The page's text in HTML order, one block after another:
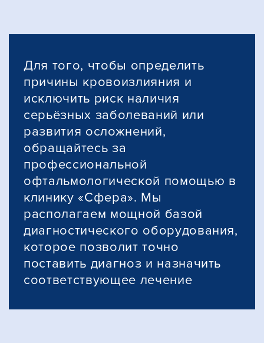
Для того, чтобы определить
причины кровоизлияния и
исключить риск наличия
серьёзных заболеваний или
развития осложнений,
обращайтесь за
профессиональной
офтальмологической помощью в
клинику «Сфера». Мы
располагаем мощной базой
диагностического оборудования,
которое позволит точно
поставить диагноз и назначить
соответствующее лечение